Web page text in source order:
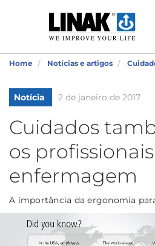
Home Notícias e artigos
Notícia 2 de janeiro de 2017
Cuidados
os
enfermagem
A importância da ergonomia